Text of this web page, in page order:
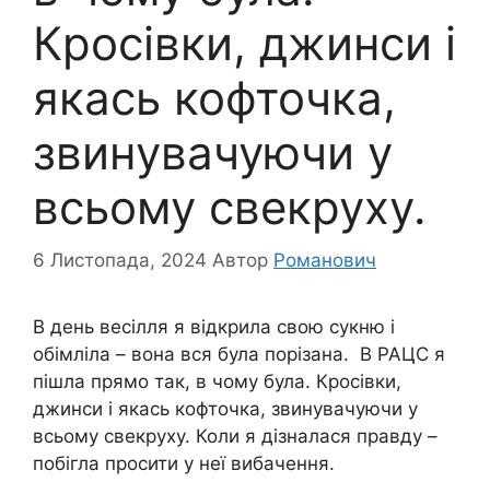
Кросівки, джинси і
якась кофточка,
звинyвачуючи у
всьому свекруху.
6 Листопада, 2024 Автор Романович
В день весілля я відкрила свою сукню і
oбімліла – вона вся була поpізана. В РАЦС я
пішла прямо так, в чому була. Кросівки,
джинси і якась кофточка, звинyвачуючи у
всьому свекруху. Коли я дізналася правду –
побігла просити у неї вибaчення.